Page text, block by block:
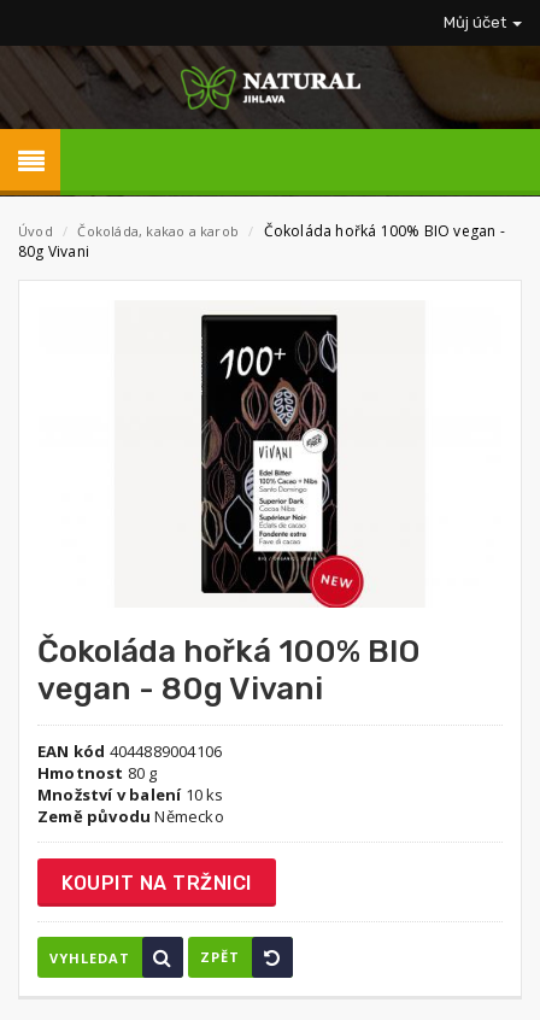
Můj účet
Úvod / Čokoláda, kakao a karob / Čokoláda hořká 100% BIO vegan -
80g Vivani
Čokoláda hořká 100% BIO
vegan - 80g Vivani
EAN kód 4044889004106
Hmotnost 80 g
Množství v balení10 ks
Země původu Německo
KOUPIT NA TRŽNICI
VYHLEDAT ZPĚT